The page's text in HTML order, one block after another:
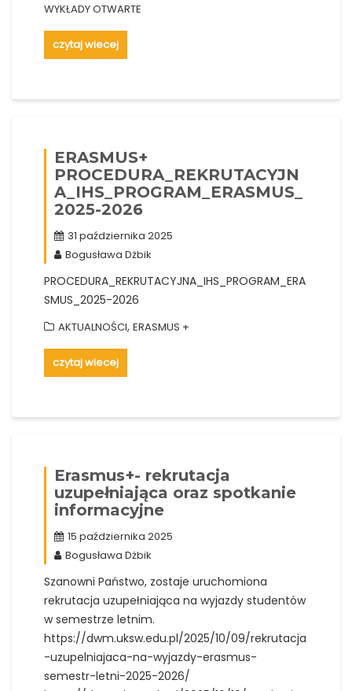
WYKŁADY OTWARTE
czytaj wiecej
ERASMUS+
PROCEDURA_REKRUTACYJN
A_IHS_PROGRAM_ERASMUS_
2025-2026
31 października 2025
Bogusława Dżbik
PROCEDURA_REKRUTACYJNA_IHS_PROGRAM_ERA
SMUS_2025-2026
AKTUALNOŚCI, ERASMUS +
czytaj wiecej
Erasmus+- rekrutacja
uzupełniająca oraz spotkanie
informacyjne
15 października 2025
Bogusława Dżbik
Szanowni Państwo, zostaje uruchomiona
rekrutacja uzupełniająca na wyjazdy studentów
w semestrze letnim.
https://dwm.uksw.edu.pl/2025/10/09/rekrutacja
-uzupelniajaca-na-wyjazdy-erasmus-
semestr-letni-2025-2026/